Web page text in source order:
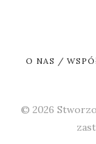
O NAS /
© 2026